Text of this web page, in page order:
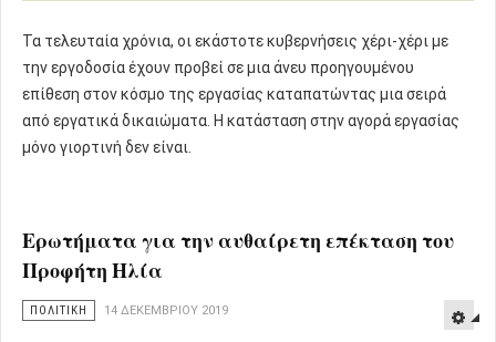
Τα τελευταία χρόνια, οι εκάστοτε κυβερνήσεις χέρι-χέρι με
την εργοδοσία έχουν προβεί σε μια άνευ προηγουμένου
επίθεση στον κόσμο της εργασίας καταπατώντας μια σειρά
από εργατικά δικαιώματα. Η κατάσταση στην αγορά εργασίας
μόνο γιορτινή δεν είναι.
Ερωτήματα για την αυθαίρετη επέκταση του
Προφήτη Ηλία
ΠΟΛΙΤΙΚΗ 14 ΔΕΚΕΜΒΡΊΟΥ 2019